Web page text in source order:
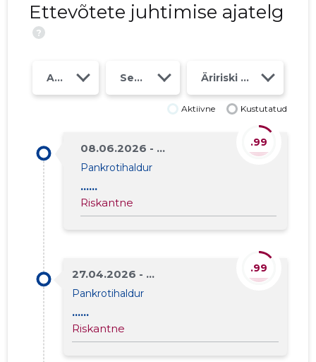
Ettevõtete juhtimise ajatelg
?
Aasta Seosed Äririski klass
Aktiivne Kustutatud
08.06.2026 - ...
Pankrotihaldur
......
Riskantne
.99
27.04.2026 - ...
Pankrotihaldur
......
Riskantne
.99